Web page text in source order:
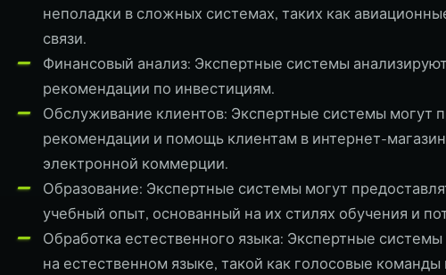
неполадки в сложных системах, таких как
связи.
Финансовый анализ: Экспертные системы
рекомендации по инвестициям.
Обслуживание клиентов: Экспертные системы могут
рекомендации и помощь клиентам в интернет-
электронной коммерции.
Образование: Экспертные системы могут
учебный опыт, основанный на их стилях обучения и
Обработка естественного языка: Экспертные
на естественном языке, такой как голосовые